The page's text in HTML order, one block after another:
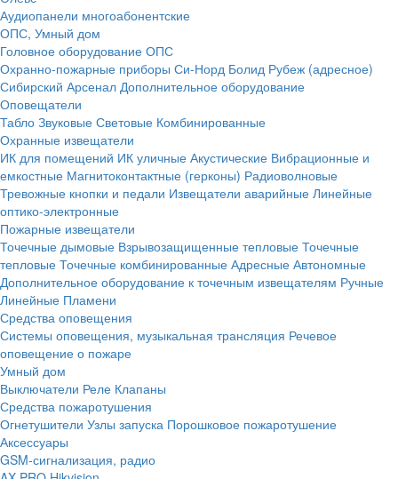
Аудиопанели многоабонентские
ОПС, Умный дом
Головное оборудование ОПС
Охранно-пожарные приборы Си-Норд Болид Рубеж (адресное)
Сибирский Арсенал Дополнительное оборудование
Оповещатели
Табло Звуковые Световые Комбинированные
Охранные извещатели
ИК для помещений ИК уличные Акустические Вибрационные и
емкостные Магнитоконтактные (герконы) Радиоволновые
Тревожные кнопки и педали Извещатели аварийные Линейные
оптико-электронные
Пожарные извещатели
Точечные дымовые Взрывозащищенные тепловые Точечные
тепловые Точечные комбинированные Адресные Автономные
Дополнительное оборудование к точечным извещателям Ручные
Линейные Пламени
Средства оповещения
Системы оповещения, музыкальная трансляция Речевое
оповещение о пожаре
Умный дом
Выключатели Реле Клапаны
Средства пожаротушения
Огнетушители Узлы запуска Порошковое пожаротушение
Аксессуары
GSM-сигнализация, радио